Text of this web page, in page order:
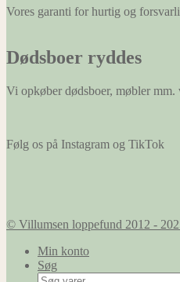
Vores garanti for hurtig og
Dødsboer ryddes
Vi opkøber dødsboer, møbler
Følg os på Instagram og TikTok
© Villumsen loppefund 2012 -
Min konto
Søg
Søg